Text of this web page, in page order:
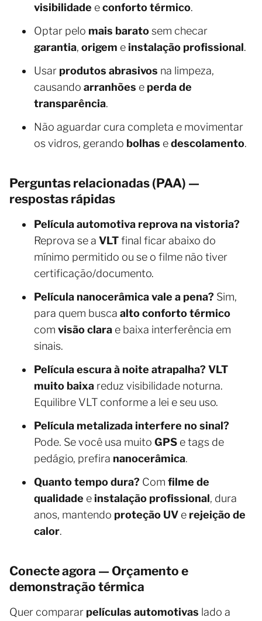
visibilidade econforto térmico.
Optar pelo mais baratosem checar
garantia, origem e instalação profissional.
Usar produtos abrasivos na limpeza,
causando arranhões e perda de
transparência.
Não aguardar cura completa e movimentar
os vidros, gerando bolhas edescolamento.
Perguntas relacionadas (PAA) —
respostas rápidas
Película automotiva reprova na vistoria?
Reprova se a VLTfinal ficar abaixo do
mínimo permitido ou se o filme não tiver
certificação/documento.
Película nanocerâmica vale a pena? Sim,
para quem busca alto conforto térmico
com visão clara e baixa interferência em
sinais.
Película escura à noite atrapalha?VLT
muito baixa reduz visibilidade noturna.
Equilibre VLT conforme a lei e seu uso.
Película metalizada interfere no sinal?
Pode. Se você usa muito GPS e tags de
pedágio, prefira nanocerâmica.
Quanto tempo dura? Com filme de
qualidade e instalação profissional, dura
anos, mantendo proteção UV e rejeição de
calor.
Conecte agora — Orçamento e
demonstração térmica
Quer comparar películas automotivas lado a